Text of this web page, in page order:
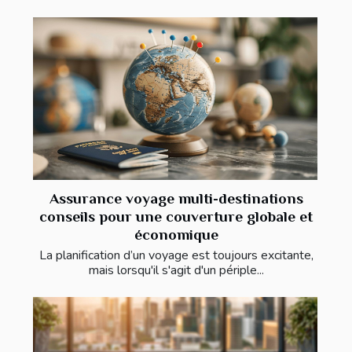
Assurance voyage multi-destinations
conseils pour une couverture globale et
économique
La planification d’un voyage est toujours excitante,
mais lorsqu'il s'agit d'un périple...